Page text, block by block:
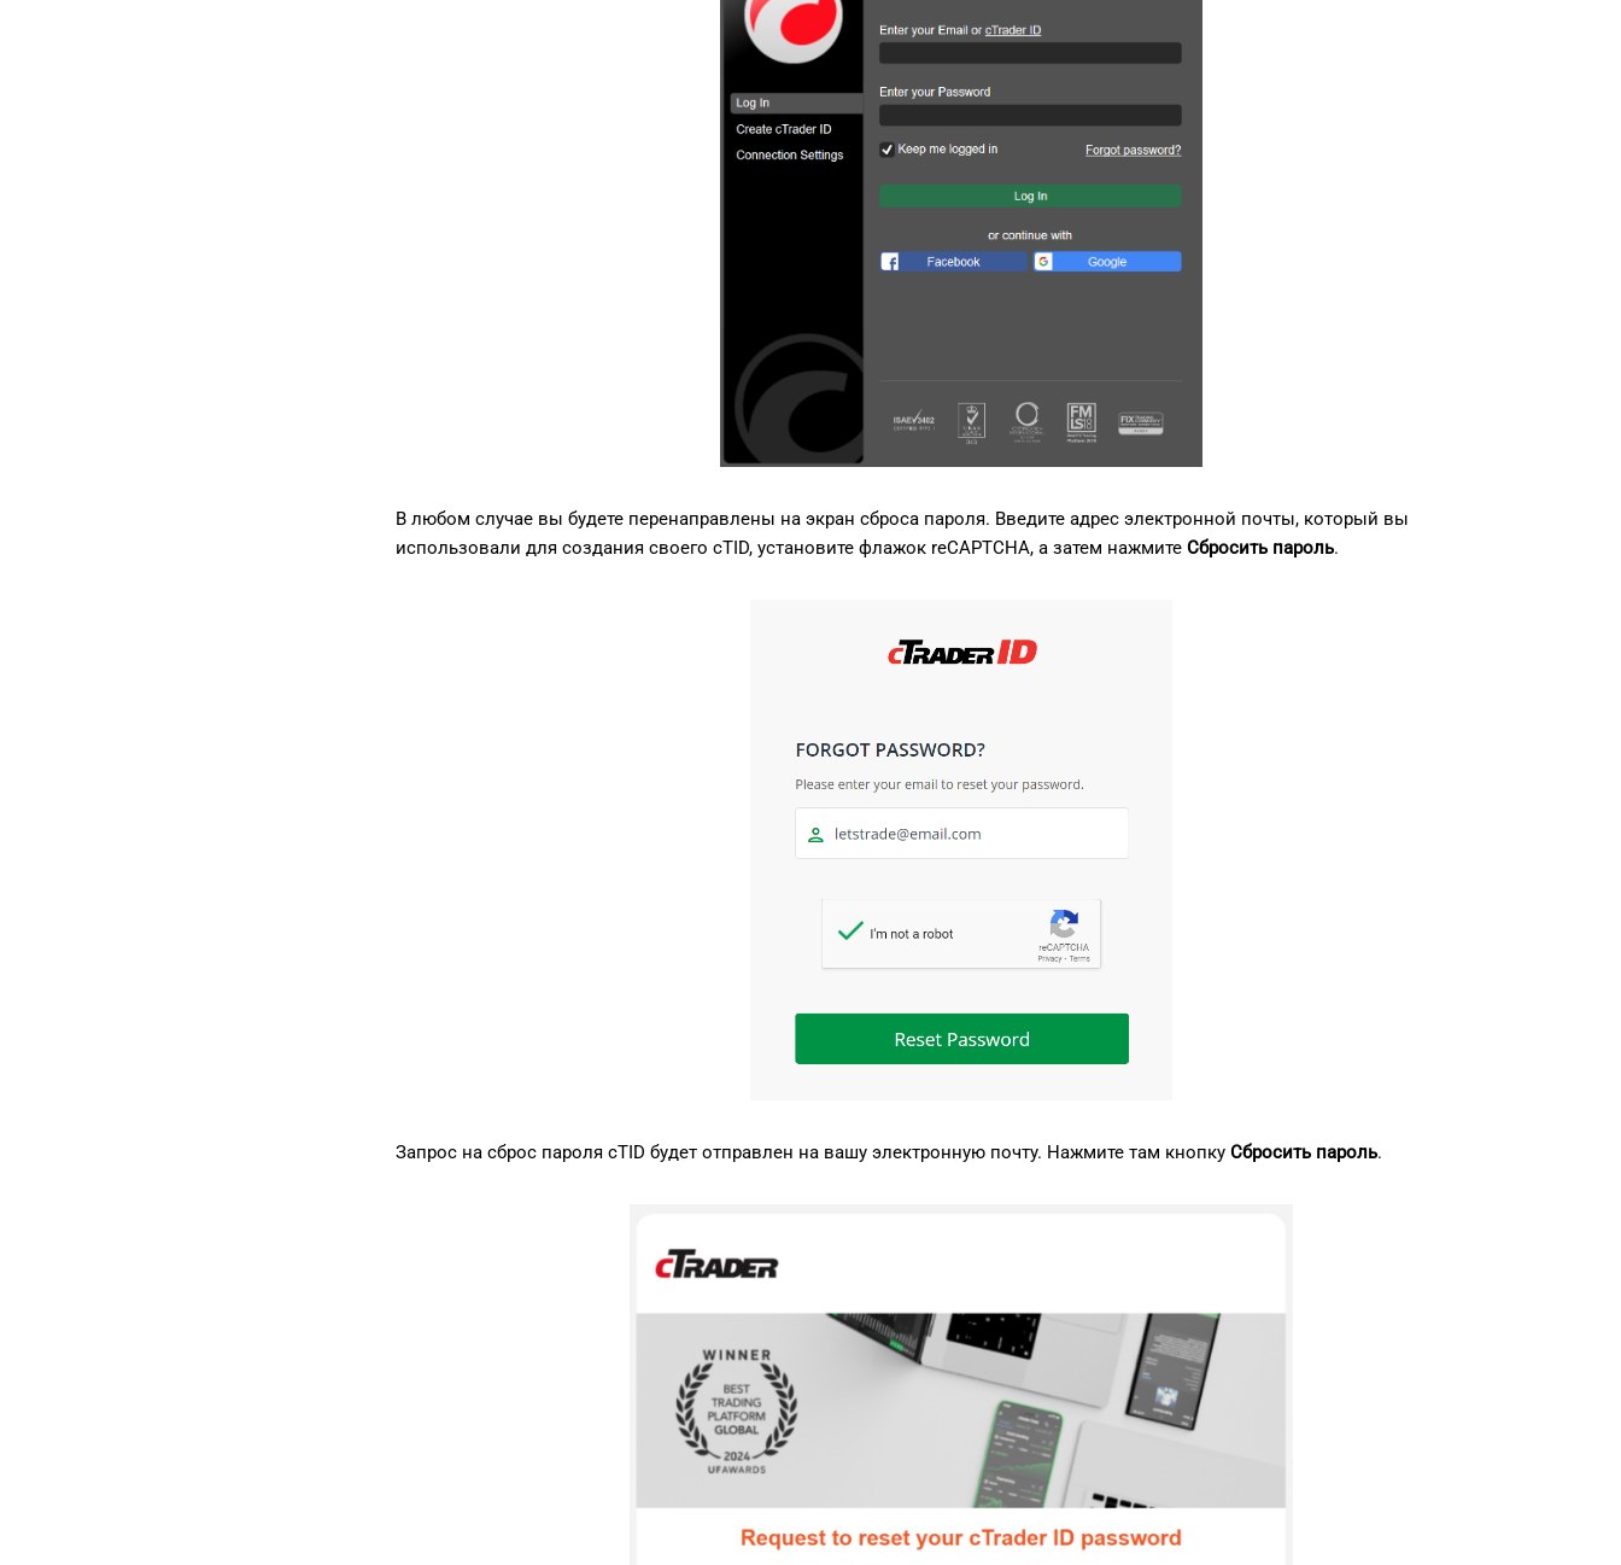
В любом случае вы будете перенаправлены на экран сброса пароля. Введите адрес электронной почты, который вы
использовали для создания своего cTID, установите флажок reCAPTCHA, а затем нажмите Сбросить пароль.
Запрос на сброс пароля cTID будет отправлен на вашу электронную почту. Нажмите там кнопку Сбросить пароль.